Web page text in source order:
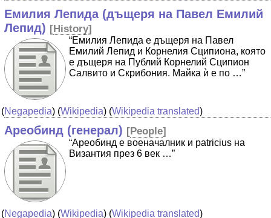
Емилия Лепида (дъщеря на Павел Емилий
Лепид) [History]
“Емилия Лепида e дъщеря на Павел
Емилий Лепид и Корнелия Сципиона, която
е дъщеря на Публий Корнелий Сципион
Салвито и Скрибония. Майка ѝ е по …”
(Negapedia) (Wikipedia) (Wikipedia translated)
Ареобинд (генерал) [People]
“Ареобинд e военачалник и patricius на
Византия през 6 век …”
(Negapedia) (Wikipedia) (Wikipedia translated)